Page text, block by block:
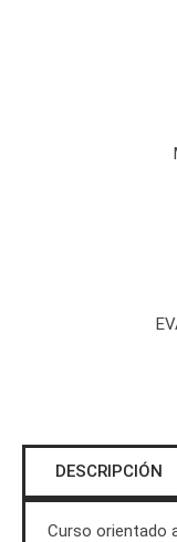
DESCRIPCIÓN
Curso orientado